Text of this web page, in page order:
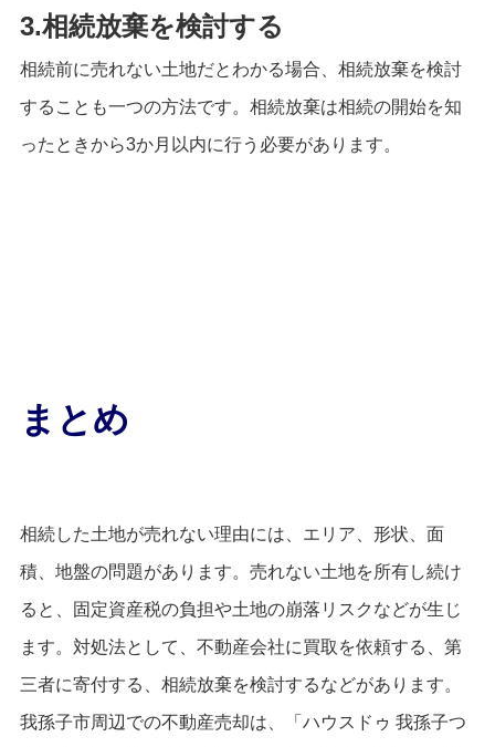
3.相続放棄を検討する
相続前に売れない土地だとわかる場合、相続放棄を検討
することも一つの方法です。相続放棄は相続の開始を知
ったときから3か月以内に行う必要があります。
まとめ
相続した土地が売れない理由には、エリア、形状、面
積、地盤の問題があります。売れない土地を所有し続け
ると、固定資産税の負担や土地の崩落リスクなどが生じ
ます。対処法として、不動産会社に買取を依頼する、第
三者に寄付する、相続放棄を検討するなどがあります。
我孫子市周辺での不動産売却は、「ハウスドゥ 我孫子つ